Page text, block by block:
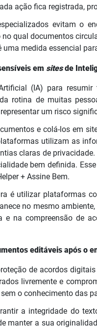
ação fica registrada,
evitam o
qual documentos
uma medida essencial
em sitesde
(IA) para
rotina de muitas
um risco
e colá-los em
utilizam as
claras de
bem definida.
+ Assine Bem.
é utilizar plataformas
no mesmo
e na compreensão de
editáveis após o
de acordos
livremente e
o conhecimento das
a integridade do
manter a sua